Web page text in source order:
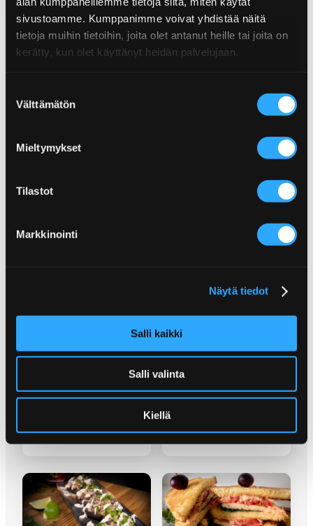
sivustoamme. Kumppanimme voivat yhdistää näitä
tietoja muihin tietoihin, joita olet antanut heille tai joita on
kerätty, kun olet käyttänyt heidän palvelujaan.
valinta
Välttämätön
Mieltymykset
Tilastot
Markkinointi
Näytä tiedot
Salli kaikki
Salli valinta
Kiellä
KERMAVIILIKASTIKKEELLA
POPPAMIEHEN GRILLISIENET